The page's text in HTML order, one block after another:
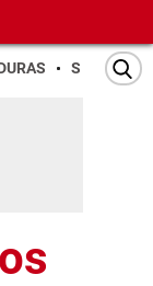
SAN PEDRO